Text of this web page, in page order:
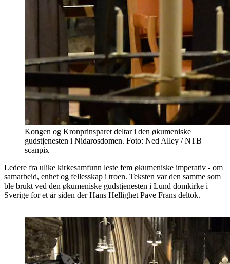
Kongen og Kronprinsparet deltar i den økumeniske
gudstjenesten i Nidarosdomen. Foto: Ned Alley / NTB
scanpix
Ledere fra ulike kirkesamfunn leste fem økumeniske imperativ - om
samarbeid, enhet og fellesskap i troen. Teksten var den samme som
ble brukt ved den økumeniske gudstjenesten i Lund domkirke i
Sverige for et år siden der Hans Hellighet Pave Frans deltok.